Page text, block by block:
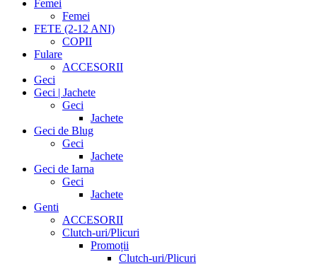
Femei
Femei
FETE (2-12 ANI)
COPII
Fulare
ACCESORII
Geci
Geci | Jachete
Geci
Jachete
Geci de Blug
Geci
Jachete
Geci de Iarna
Geci
Jachete
Genti
ACCESORII
Clutch-uri/Plicuri
Promoții
Clutch-uri/Plicuri